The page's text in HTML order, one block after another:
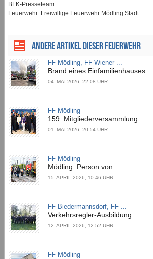
BFK-Presseteam
Feuerwehr: Freiwillige Feuerwehr Mödling Stadt
ANDERE ARTIKEL DIESER FEUERWEHR
FF Mödling, FF Wiener ...
Brand eines Einfamilienhauses ...
04. MAI 2026, 22:08 UHR
FF Mödling
159. Mitgliederversammlung ...
01. MAI 2026, 20:54 UHR
FF Mödling
Mödling: Person von ...
15. APRIL 2026, 10:46 UHR
FF Biedermannsdorf, FF ...
Verkehrsregler-Ausbildung ...
12. APRIL 2026, 12:52 UHR
FF Mödling